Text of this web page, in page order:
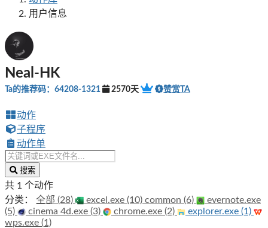
用户信息
Neal-HK
Ta的推荐码：64208-1321 2570天 赞赏TA
动作
子程序
动作单
搜索
共 1 个动作
分类：
全部 (28) excel.exe (10) common (6)
evernote.exe
(5)
cinema 4d.exe (3) chrome.exe (2)
explorer.exe (1)
wps.exe (1)